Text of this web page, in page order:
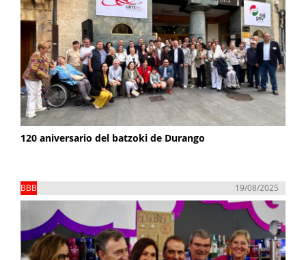
120 aniversario del batzoki de Durango
BBB 19/08/2025